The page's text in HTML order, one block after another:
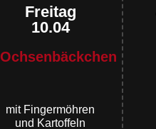
Freitag
10.04
Ochsenbäckchen
mit Fingermöhren
und Kartoffeln